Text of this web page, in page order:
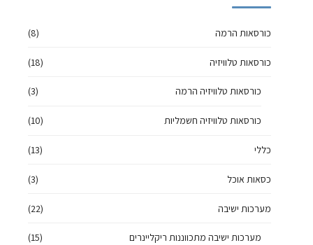
כורסאות הרמה (8)
כורסאות טלוויזיה (18)
כורסאות טלוויזיה הרמה (3)
כורסאות טלוויזיה חשמליות (10)
כללי (13)
כסאות אוכל (3)
מערכות ישיבה (22)
מערכות ישיבה מתכווננות ריקליינרים (15)